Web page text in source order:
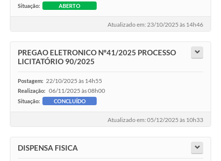
Situação: ABERTO
Atualizado em: 23/10/2025 às 14h46
PREGAO ELETRONICO Nº41/2025 PROCESSO
LICITATÓRIO 90/2025
Postagem: 22/10/2025 às 14h55
Realização: 06/11/2025 às 08h00
Situação: CONCLUÍDO
Atualizado em: 05/12/2025 às 10h33
DISPENSA FISICA